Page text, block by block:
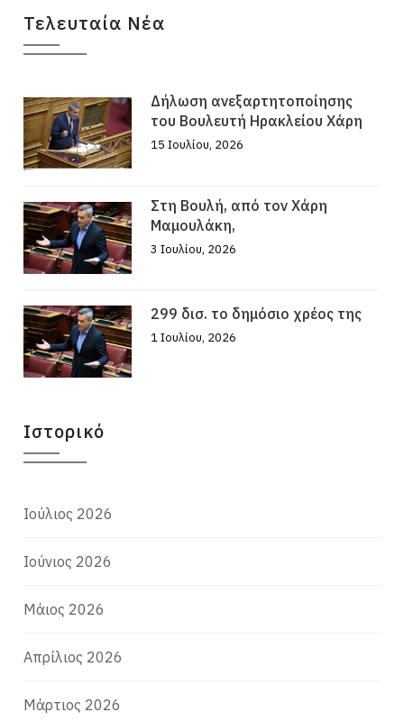
Τελευταία Νέα
Δήλωση ανεξαρτητοποίησης
του Βουλευτή Ηρακλείου Χάρη
15 Ιουλίου, 2026
Στη Βουλή, από τον Χάρη
Μαμουλάκη,
3 Ιουλίου, 2026
299 δισ. το δημόσιο χρέος της
1 Ιουλίου, 2026
Ιστορικό
Ιούλιος 2026
Ιούνιος 2026
Μάιος 2026
Απρίλιος 2026
Μάρτιος 2026